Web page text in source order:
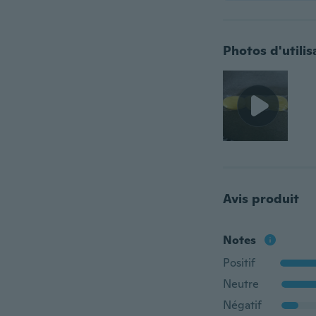
Photos
Avis produit
Notes
Positif
Neutre
Négatif